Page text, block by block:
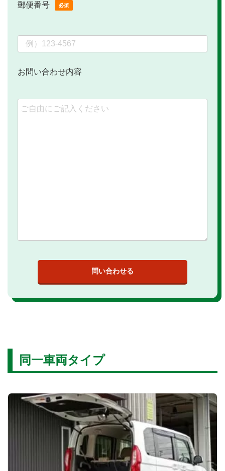
郵便番号 必須
お問い合わせ内容
同一車両タイプ